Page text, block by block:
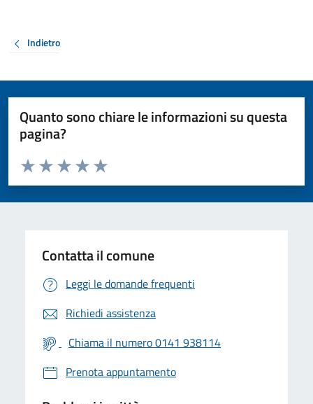
Indietro
Quanto sono chiare le informazioni su questa
pagina?
Valuta da 1 a 5 stelle la pagina
Valuta 5 stelle su 5
Valuta 4 stelle su 5
Valuta 3 stelle su 5
Valuta 2 stelle su 5
Valuta 1 stelle su 5
Contatta il comune
Leggi le domande frequenti
Richiedi assistenza
Chiama il numero 0141 938114
Prenota appuntamento